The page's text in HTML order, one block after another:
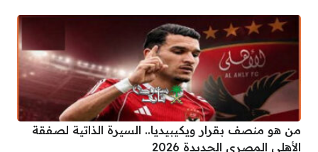
من هو منصف بقرار ويكيبيديا.. السيرة الذاتية لصفقة
الأهلي المصري الجديدة 2026